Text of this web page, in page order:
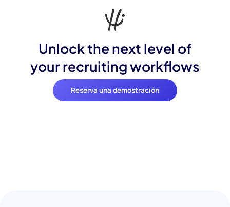
Unlock the next level of
your recruiting workflows
Reserva una demostración